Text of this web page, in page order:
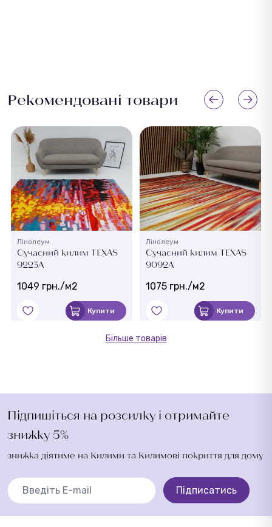
Рекомендовані товари
Лінолеум
Сучасний килим TEXAS
9223A
1049 грн./м2
Купити
Лінолеум
Сучасний килим TEXAS
9092A
1075 грн./м2
Купити
Більше товарів
Підпишіться на розсилку і отримайте
знижку 5%
знижка діятиме на Килими та Килимові покриття для дому
Підписатись